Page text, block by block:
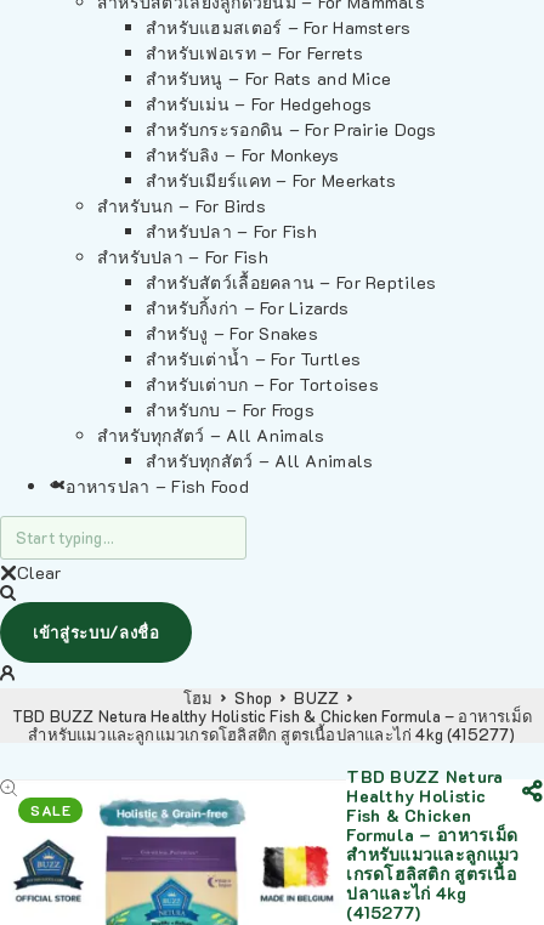
สำหรับแฮมสเตอร์ – For Hamsters
สำหรับเฟอเรท – For Ferrets
สำหรับหนู – For Rats and Mice
สำหรับเม่น – For Hedgehogs
สำหรับกระรอกดิน – For Prairie Dogs
สำหรับลิง – For Monkeys
สำหรับเมียร์แคท – For Meerkats
สำหรับนก – For Birds
สำหรับปลา – For Fish
สำหรับปลา – For Fish
สำหรับสัตว์เลื้อยคลาน – For Reptiles
สำหรับกิ้งก่า – For Lizards
สำหรับงู – For Snakes
สำหรับเต่าน้ำ – For Turtles
สำหรับเต่าบก – For Tortoises
สำหรับกบ – For Frogs
สำหรับทุกสัตว์ – All Animals
สำหรับทุกสัตว์ – All Animals
อาหารปลา – Fish Food
Clear
เข้าสู่ระบบ/ลงชื่อ
โฮม Shop
BUZZ
TBD BUZZ Netura Healthy Holistic Fish & Chicken Formula – อาหารเม็ด
สำหรับแมวและลูกแมวเกรดโฮลิสติก สูตรเนื้อปลาและไก่ 4kg (415277)
SALE
TBD BUZZ Netura
Healthy Holistic
Fish & Chicken
Formula – อาหารเม็ด
สำหรับแมวและลูกแมว
เกรดโฮลิสติก สูตรเนื้อ
ปลาและไก่ 4kg
(415277)